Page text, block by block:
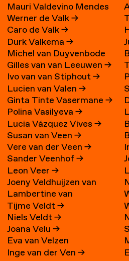
Mauri Valdevino Mendes
→
Werner de Valk→
Caro de Valk→
Durk Valkema→
Michel van Duyvenbode
Gilles van van Leeuwen→
Ivo van van Stiphout→
Lucien van Valen→
Ginta Tinte Vasermane→
Polina Vasilyeva→
Lucia Vázquez Vives→
Susan van Veen→
Vere van der Veen→
Sander Veenhof→
Leon Veer→
Joeny Veldhuijzen van
Zanten→
Lambertine van
Veldhuizen→
Tijme Veldt→
Niels Veldt→
Joana Velu→
Eva van Velzen
Inge van der Ven→